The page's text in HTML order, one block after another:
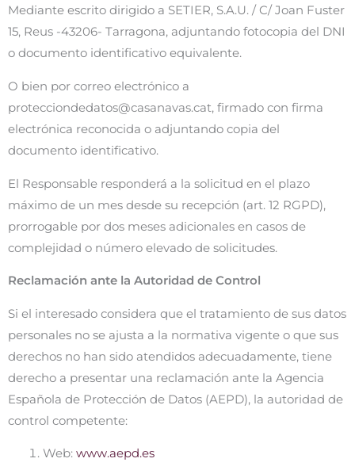
Mediante escrito dirigido a SETIER, S.A.U. / C/ Joan Fuster
15, Reus -43206- Tarragona, adjuntando fotocopia del DNI
o documento identificativo equivalente.
O bien por correo electrónico a
protecciondedatos@casanavas.cat, firmado con firma
electrónica reconocida o adjuntando copia del
documento identificativo.
El Responsable responderá a la solicitud en el plazo
máximo de un mes desde su recepción (art. 12 RGPD),
prorrogable por dos meses adicionales en casos de
complejidad o número elevado de solicitudes.
Reclamación ante la Autoridad de Control
Si el interesado considera que el tratamiento de sus datos
personales no se ajusta a la normativa vigente o que sus
derechos no han sido atendidos adecuadamente, tiene
derecho a presentar una reclamación ante la Agencia
Española de Protección de Datos (AEPD), la autoridad de
control competente:
Web: www.aepd.es